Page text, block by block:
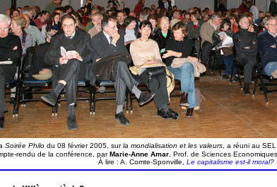
Soirée Philo du 08 février 2005, surla mondialisation et les valeurs , a réuni au
rendu de la conférence, parMarie-Anne Amar Prof. de Sciences
À lire : A. Comte-Sponville, Le capitalisme est-il moral?